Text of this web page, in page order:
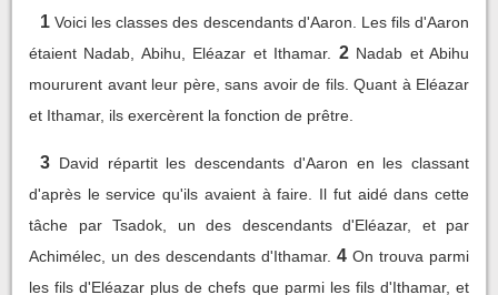
1 Voici les classes des descendants d'Aaron. Les fils d'Aaron
étaient Nadab, Abihu, Eléazar et Ithamar.
2 Nadab et Abihu
moururent avant leur père, sans avoir de fils. Quant à Eléazar
et Ithamar, ils exercèrent la fonction de prêtre.
3 David répartit les descendants d'Aaron en les classant
d'après le service qu'ils avaient à faire. Il fut aidé dans cette
tâche par Tsadok, un des descendants d'Eléazar, et par
Achimélec, un des descendants d'Ithamar. 4 On trouva parmi
les fils d'Eléazar plus de chefs que parmi les fils d'Ithamar, et